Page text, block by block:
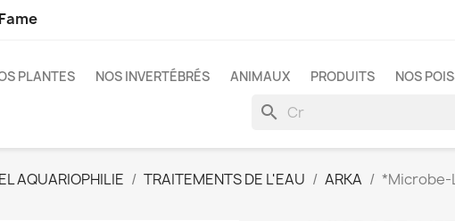
PLANTES NOS INVERTÉBRÉS ANIMAUX PRODUITS NOS
search
AQUARIOPHILIE TRAITEMENTS DE L'EAU ARKA
*Microbe-